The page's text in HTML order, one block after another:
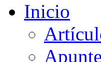
Inicio